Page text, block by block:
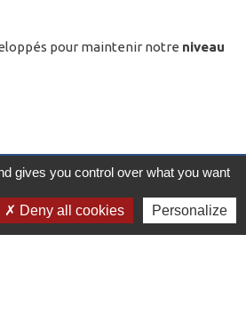
pour maintenir notre niveau
gives you control over what you want
Deny all cookies Personalize